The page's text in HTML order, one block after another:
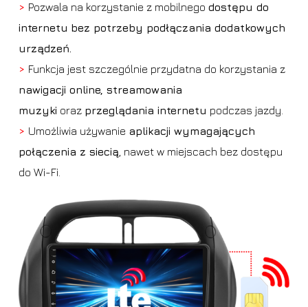
> Pozwala na korzystanie z mobilnego dostępu do
internetu bez potrzeby podłączania dodatkowych
urządzeń.
> Funkcja jest szczególnie przydatna do korzystania z
nawigacji online, streamowania
muzyki oraz przeglądania internetu podczas jazdy.
> Umożliwia używanie aplikacji wymagających
połączenia z siecią , nawet w miejscach bez dostępu
do Wi-Fi.